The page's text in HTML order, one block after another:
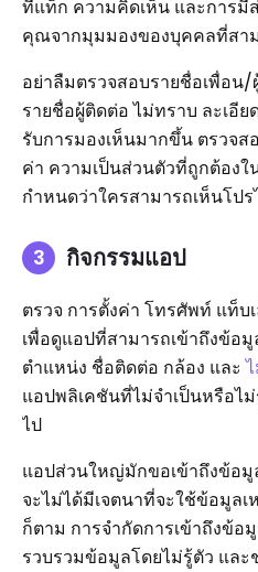
ที่แท็ก ความคิดเห็น และการมี
คุณจากมุมมองของบุคคลที่สาม
อย่าลืมตรวจสอบรายชื่อเพื่อ
รายชื่อผู้ติดต่อ ไม่ทราบ ละเอี
รับการมองเห็นมากขึ้น ตรวจ
ค่า ความเป็นส่วนตัวที่ถูกต้อง
กำหนดว่าใครสามารถเห็นโป
กิจกรรมแอป
ตรวจ การตั้งค่า โทรศัพท์ แท็
เพื่อดูแอปที่สามารถเข้าถึงข้
ตำแหน่ง ชื่อติดต่อ กล้อง และ
แอปพลิเคชันที่ไม่จำเป็นหรือไ
ไป
แอปส่วนใหญ่มักขอเข้าถึงข้อ
จะไม่ได้มีเจตนาที่จะใช้ข้อมูล
ก็ตาม การจำกัดการเข้าถึงข้อ
รวบรวมข้อมูลโดยไม่รู้ตัว แล